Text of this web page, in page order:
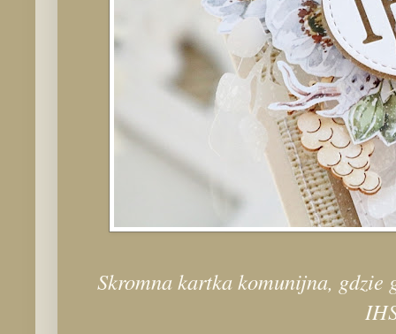
Skromna kartka komunijna, gdzie